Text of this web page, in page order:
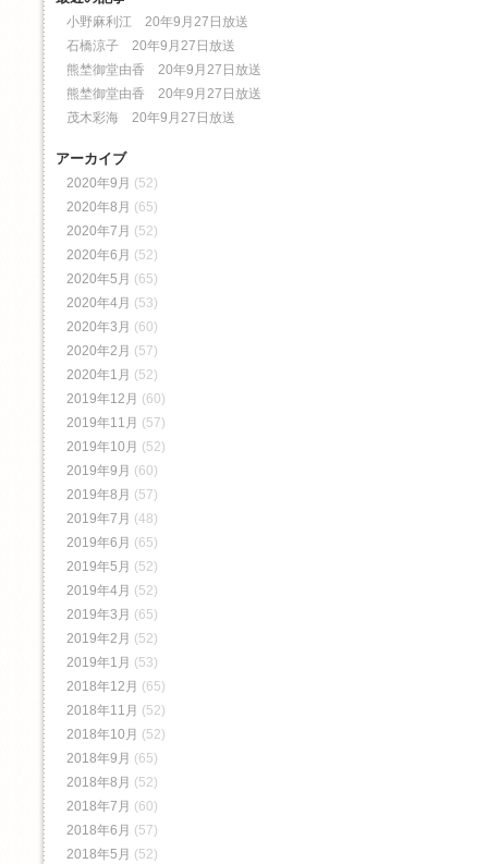
小野麻利江 20年9月27日放送
石橋涼子 20年9月27日放送
熊埜御堂由香 20年9月27日放送
熊埜御堂由香 20年9月27日放送
茂木彩海 20年9月27日放送
アーカイブ
2020年9月 (52)
2020年8月 (65)
2020年7月 (52)
2020年6月 (52)
2020年5月 (65)
2020年4月 (53)
2020年3月 (60)
2020年2月 (57)
2020年1月 (52)
2019年12月 (60)
2019年11月 (57)
2019年10月 (52)
2019年9月 (60)
2019年8月 (57)
2019年7月 (48)
2019年6月 (65)
2019年5月 (52)
2019年4月 (52)
2019年3月 (65)
2019年2月 (52)
2019年1月 (53)
2018年12月 (65)
2018年11月 (52)
2018年10月 (52)
2018年9月 (65)
2018年8月 (52)
2018年7月 (60)
2018年6月 (57)
2018年5月 (52)